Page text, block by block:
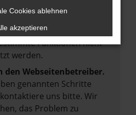
birgt nicht nur ein
sondern kann auch dazu
Funktionen nicht
werden.
den Webseitenbetreiber.
genannten Schritte
uns bitte. Wir
das Problem zu
Cookies ablehnen
akzeptieren